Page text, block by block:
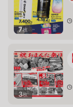
7枚
3枚